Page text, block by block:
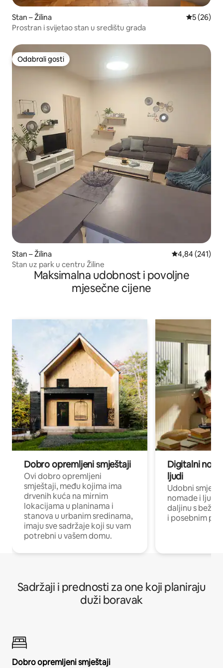
Stan – Žilina Prosječna
5 (26)
Prostran i svijetao stan u središtu grada
Odabrali gosti
Odabrali gosti
Stan – Žilina Prosječna
4,84 (241)
Stan uz park u centru Žiline
Maksimalna udobnost i povoljne
mjesečne cijene
Dobro opremljeni smještaji
Ovi dobro opremljeni
smještaji, među kojima ima
drvenih kuća na mirnim
lokacijama u planinama i
stanova u urbanim sredinama,
imaju sve sadržaje koji su vam
potrebni u vašem domu.
Digitalni
ljudi
Udobni
nomade i ljude
daljinu s
i posebnim
Sadržaji i prednosti za one koji planiraju
duži boravak
Dobro opremljeni smještaji